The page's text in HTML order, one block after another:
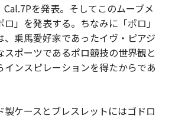
を発表。そしてこのムーブメ
」を発表する。ちなみに「ポロ」
、乗馬愛好家であったイヴ・ピアジ
スポーツであるポロ競技の世界観と
インスピレーションを得たからであ
製ケースとブレスレットにはゴドロ